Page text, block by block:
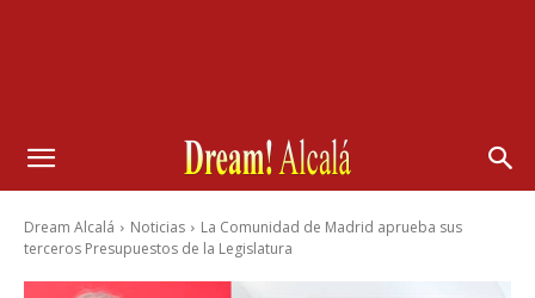
Dream Alcalá Noticias
La Comunidad de Madrid aprueba sus
terceros Presupuestos de la Legislatura